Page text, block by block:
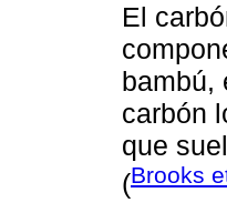
El
bambú,
carbón
que
(Brooks